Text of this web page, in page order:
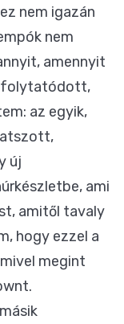
nem igazán
nem
amennyit
folytatódott,
az egyik,
új
ami
amitől tavaly
hogy ezzel a
megint